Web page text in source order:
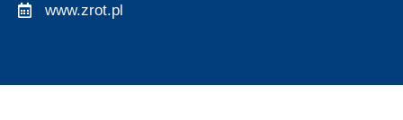
www.zrot.pl